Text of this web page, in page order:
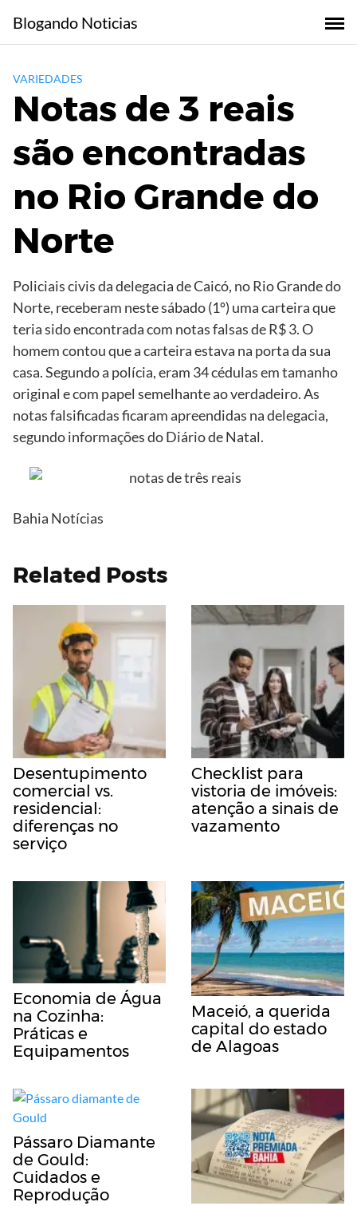
content
Blogando Noticias
VARIEDADES
Notas de 3 reais
são encontradas
no Rio Grande do
Norte
Policiais civis da delegacia de Caicó, no Rio Grande do
Norte, receberam neste sábado (1º) uma carteira que
teria sido encontrada com notas falsas de R$ 3. O
homem contou que a carteira estava na porta da sua
casa. Segundo a polícia, eram 34 cédulas em tamanho
original e com papel semelhante ao verdadeiro. As
notas falsificadas ficaram apreendidas na delegacia,
segundo informações do Diário de Natal.
Bahia Notícias
Related Posts
Desentupimento
comercial vs.
residencial:
diferenças no
serviço
Checklist para
vistoria de imóveis:
atenção a sinais de
vazamento
Economia de Água
na Cozinha:
Práticas e
Equipamentos
Maceió, a querida
capital do estado
de Alagoas
Pássaro Diamante
de Gould:
Cuidados e
Reprodução